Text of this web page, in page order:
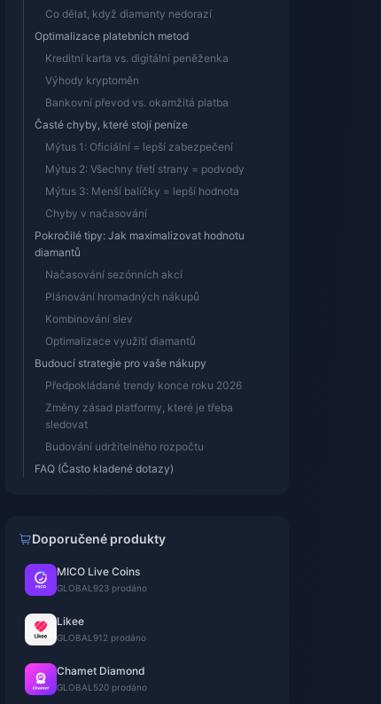
Co dělat, když diamanty nedorazí
Optimalizace platebních metod
Kreditní karta vs. digitální peněženka
Výhody kryptoměn
Bankovní převod vs. okamžitá platba
Časté chyby, které stojí peníze
Mýtus 1: Oficiální = lepší zabezpečení
Mýtus 2: Všechny třetí strany = podvody
Mýtus 3: Menší balíčky = lepší hodnota
Chyby v načasování
Pokročilé tipy: Jak maximalizovat hodnotu
diamantů
Načasování sezónních akcí
Plánování hromadných nákupů
Kombinování slev
Optimalizace využití diamantů
Budoucí strategie pro vaše nákupy
Předpokládané trendy konce roku 2026
Změny zásad platformy, které je třeba
sledovat
Budování udržitelného rozpočtu
FAQ (Často kladené dotazy)
Doporučené produkty
MICO Live Coins
GLOBAL 923 prodáno
Likee
GLOBAL 912 prodáno
Chamet Diamond
GLOBAL 520 prodáno